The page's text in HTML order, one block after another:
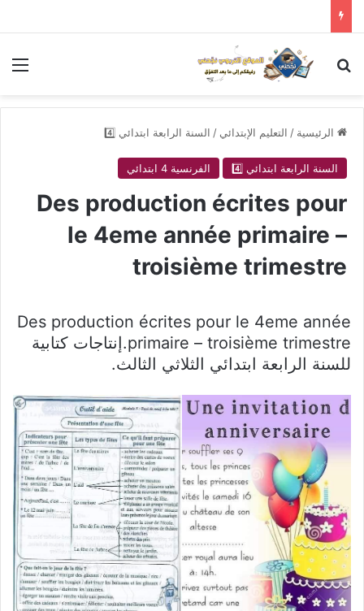
بحث عن
الرئيسية / التعليم الإبتدائي / السنة الرابعة ابتدائي 4️⃣
السنة الرابعة ابتدائي 4️⃣ الفرنسية 4 ابتدائي
Des production écrites pour
le 4eme année primaire –
troisième trimestre
Des production écrites pour le 4eme année
primaire – troisième trimestre.إنتاجات كتابية
للسنة الرابعة ابتدائي الثلاثي الثالث.